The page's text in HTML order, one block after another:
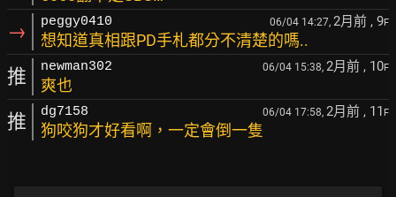
→ peggy0410 06/04 14:27, 2月前 , 9F
想知道真相跟PD手札都分不清楚的嗎..
推 newman302 06/04 15:38, 2月前 , 10F
爽也
推 dg7158 06/04 17:58, 2月前 , 11 F
狗咬狗才好看啊，一定會倒一隻